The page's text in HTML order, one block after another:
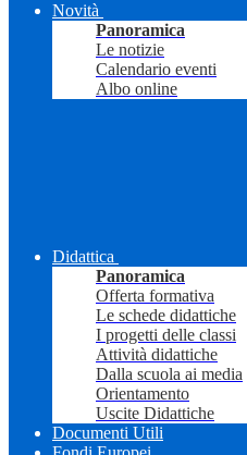
Novità
Panoramica
Le notizie
Calendario eventi
Albo online
Didattica
Panoramica
Offerta formativa
Le schede didattiche
I progetti delle classi
Attività didattiche
Dalla scuola ai media
Orientamento
Uscite Didattiche
Documenti Utili